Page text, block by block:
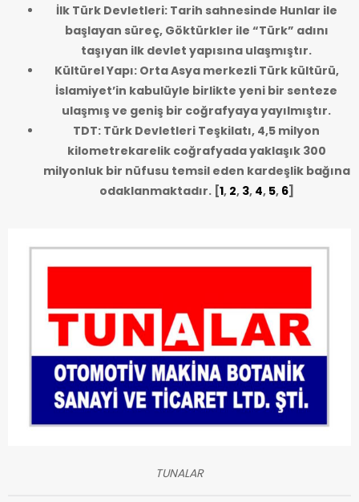
İlk Türk Devletleri: Tarih sahnesinde Hunlar ile
başlayan süreç, Göktürkler ile “Türk” adını
taşıyan ilk devlet yapısına ulaşmıştır.
Kültürel Yapı: Orta Asya merkezli Türk kültürü,
İslamiyet’in kabulüyle birlikte yeni bir senteze
ulaşmış ve geniş bir coğrafyaya yayılmıştır.
TDT: Türk Devletleri Teşkilatı, 4,5 milyon
kilometrekarelik coğrafyada yaklaşık 300
milyonluk bir nüfusu temsil eden kardeşlik bağına
odaklanmaktadır.[1, 2, 3, 4, 5, 6]
TUNALAR